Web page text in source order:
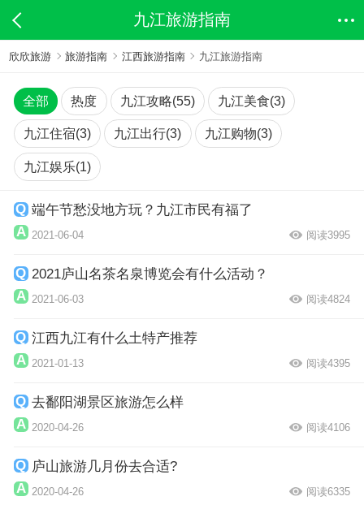
九江旅游指南
欣欣旅游 旅游指南 江西旅游指南 九江旅游指南
全部 热度 九江攻略(55) 九江美食(3)
九江住宿(3) 九江出行(3) 九江购物(3)
九江娱乐(1)
端午节愁没地方玩？九江市民有福了
2021-06-04 阅读3995
2021庐山名茶名泉博览会有什么活动？
2021-06-03 阅读4824
江西九江有什么土特产推荐
2021-01-13 阅读4395
去鄱阳湖景区旅游怎么样
2020-04-26 阅读4106
庐山旅游几月份去合适?
2020-04-26 阅读6335